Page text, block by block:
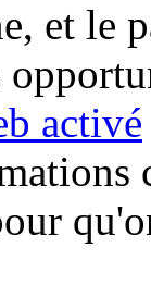
et le
activé